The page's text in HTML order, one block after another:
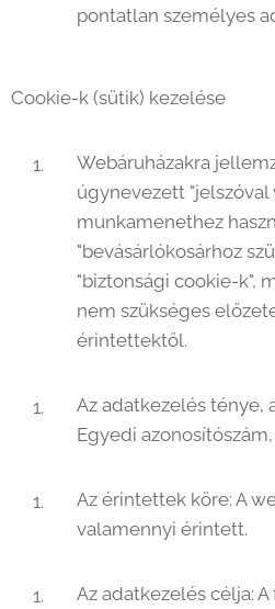
pontatlan személyes
Cookie-k (sütik) kezelése
Webáruházakra
úgynevezett
munkamenethez
"bevásárlókosárhoz
"biztonsági cookie-k",
nem szükséges
érintettektől.
Az adatkezelés ténye,
Egyedi
Az érintettek köre: A
valamennyi érintett.
Az adatkezelés célja: